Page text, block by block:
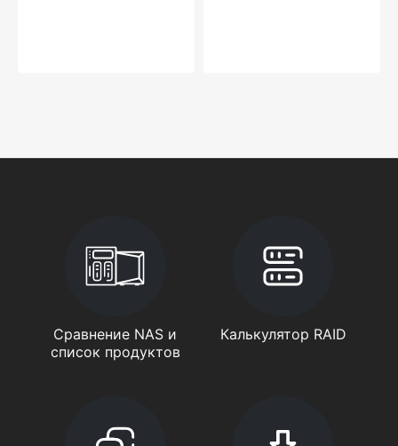
Сравнение NAS и
список продуктов
Калькулятор RAID